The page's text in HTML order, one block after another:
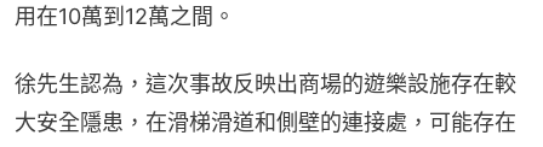
用在10萬到12萬之間。
徐先生認為，這次事故反映出商場的遊樂設施存在較
大安全隱患，在滑梯滑道和側壁的連接處，可能存在